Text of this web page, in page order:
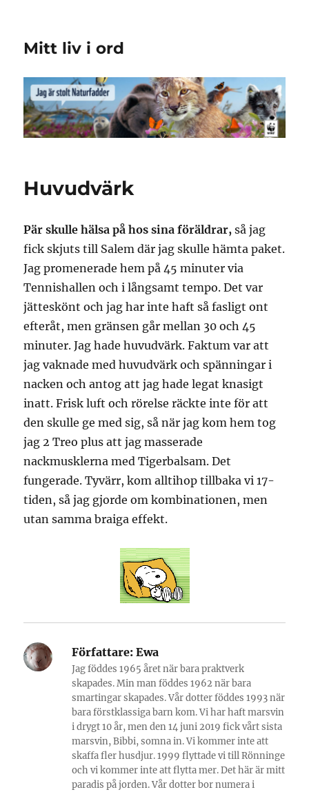
Mitt liv i ord
Huvudvärk
Pär skulle hälsa på hos sina föräldrar, så jag
fick skjuts till Salem där jag skulle hämta paket.
Jag promenerade hem på 45 minuter via
Tennishallen och i långsamt tempo. Det var
jätteskönt och jag har inte haft så fasligt ont
efteråt, men gränsen går mellan 30 och 45
minuter. Jag hade huvudvärk. Faktum var att
jag vaknade med huvudvärk och spänningar i
nacken och antog att jag hade legat knasigt
inatt. Frisk luft och rörelse räckte inte för att
den skulle ge med sig, så när jag kom hem tog
jag 2 Treo plus att jag masserade
nackmusklerna med Tigerbalsam. Det
fungerade. Tyvärr, kom alltihop tillbaka vi 17-
tiden, så jag gjorde om kombinationen, men
utan samma braiga effekt.
Författare: Ewa
Jag föddes 1965 året när bara praktverk
skapades. Min man föddes 1962 när bara
smartingar skapades. Vår dotter föddes 1993 när
bara förstklassiga barn kom. Vi har haft marsvin
i drygt 10 år, men den 14 juni 2019 fick vårt sista
marsvin, Bibbi, somna in. Vi kommer inte att
skaffa fler husdjur. 1999 flyttade vi till Rönninge
och vi kommer inte att flytta mer. Det här är mitt
paradis på jorden. Vår dotter bor numera i